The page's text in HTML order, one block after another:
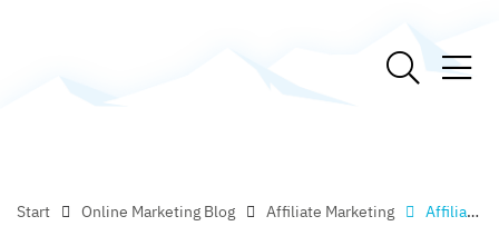
Start Online Marketing Blog Affiliate Marketing Affiliate Auslese Januar 2016